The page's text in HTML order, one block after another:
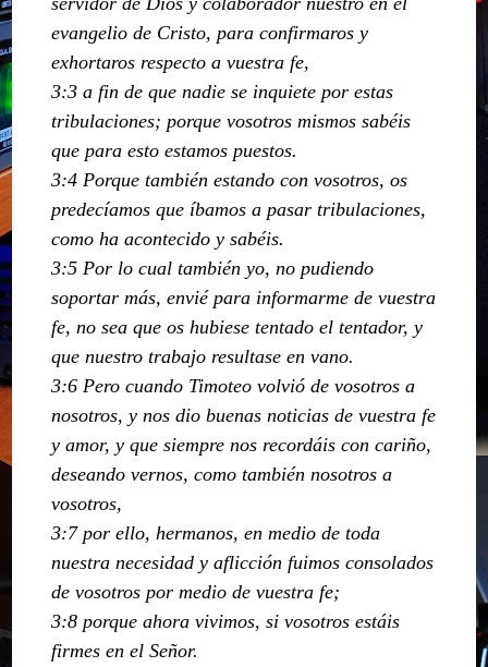
evangelio de Cristo, para confirmaros y
exhortaros respecto a vuestra fe,
3:3 a fin de que nadie se inquiete por estas
tribulaciones; porque vosotros mismos sabéis
que para esto estamos puestos.
3:4 Porque también estando con vosotros, os
predecíamos que íbamos a pasar tribulaciones,
como ha acontecido y sabéis.
3:5 Por lo cual también yo, no pudiendo
soportar más, envié para informarme de vuestra
fe, no sea que os hubiese tentado el tentador, y
que nuestro trabajo resultase en vano.
3:6 Pero cuando Timoteo volvió de vosotros a
nosotros, y nos dio buenas noticias de vuestra fe
y amor, y que siempre nos recordáis con cariño,
deseando vernos, como también nosotros a
vosotros,
3:7 por ello, hermanos, en medio de toda
nuestra necesidad y aflicción fuimos consolados
de vosotros por medio de vuestra fe;
3:8 porque ahora vivimos, si vosotros estáis
firmes en el Señor.